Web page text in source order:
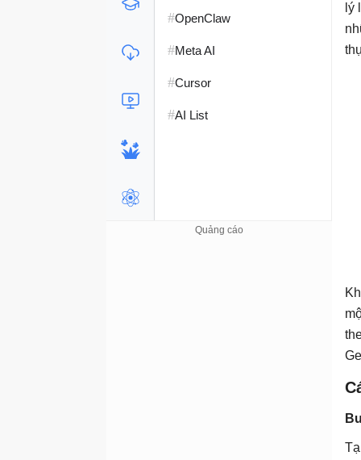
lý
#OpenClaw
#Meta AI
#Cursor
#AI List